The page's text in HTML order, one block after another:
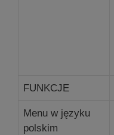
FUNKCJE
Menu w języku
polskim